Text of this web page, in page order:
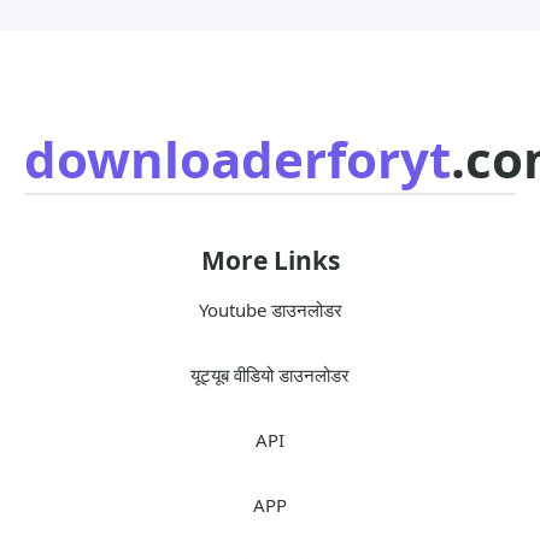
downloaderforyt
More Links
Youtube डाउनलोडर
यूट्यूब वीडियो डाउनलोडर
API
APP